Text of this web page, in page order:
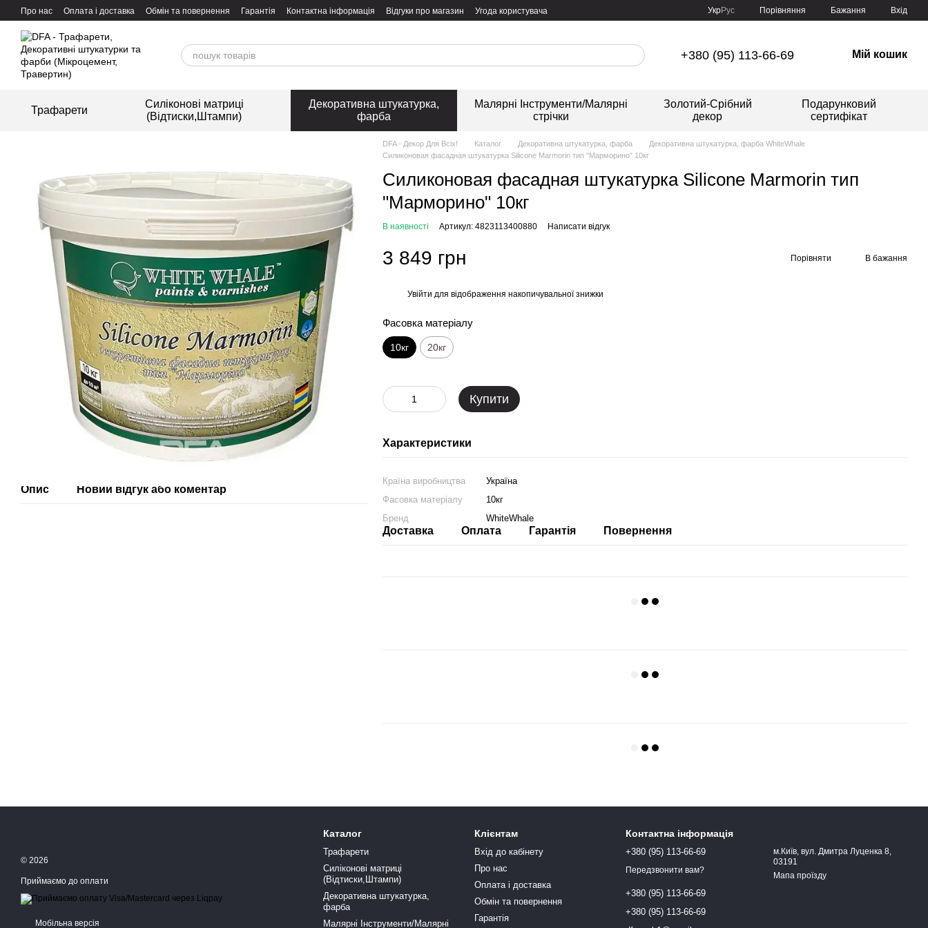
Перейти до основного контенту
Про нас Оплата і доставка Обмін та повернення Гарантія Контактна інформація Відгуки про магазин Угода користувача УкрРус Порівняння Бажання Вхід
+380 (95) 113-66-69 Мій кошик
Трафарети
Силіконові матриці
(Відтиски,Штампи)
Декоративна штукатурка,
фарба
Малярні Інструменти/Малярні
стрічки
Золотий-Срібний
декор
Подарунковий
сертифікат
Опис Новий відгук або коментар
DFA - Декор Для Всіх! Каталог Декоративна штукатурка, фарба
Декоративна штукатурка, фарба WhiteWhale
Силиконовая фасадная штукатурка Silicone Marmorin тип "Марморино" 10кг
Силиконовая фасадная штукатурка Silicone Marmorin тип
"Марморино" 10кг
В наявності Артикул: 4823113400880 Написати відгук
3 849 грн Порівняти В бажання
Увійти для відображення накопичувальної знижки
Фасовка матеріалу
10кг 20кг
Купити
Характеристики
Країна виробництва
Україна
Фасовка матеріалу
10кг
Бренд
WhiteWhale
Доставка Оплата Гарантія Повернення
© 2026
Приймаємо до оплати
Мобільна версія
Каталог
Трафарети
Силіконові матриці
(Відтиски,Штампи)
Декоративна штукатурка,
фарба
Малярні Інструменти/Малярні
Клієнтам
Вхід до кабінету
Про нас
Оплата і доставка
Обмін та повернення
Гарантія
Контактна інформація
+380 (95) 113-66-69
Передзвонити вам?
+380 (95) 113-66-69
+380 (95) 113-66-69
м.Київ, вул. Дмитра Луценка 8,
03191
Мапа проїзду